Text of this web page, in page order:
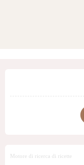
Motore di ricerca di ricette